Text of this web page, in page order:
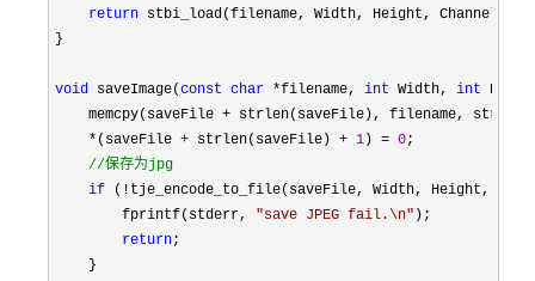
return stbi_load(filename, Width, Height, Channels,
}
void saveImage(const char *filename, int Width, int
    memcpy(saveFile
+ strlen(saveFile), filename,
*(saveFile + strlen(saveFile) + 1) = 0;
//保存为jpg
if (!tje_encode_to_file(saveFile, Width, Height,
        fprintf(stderr,
"save JPEG fail.\n" );
return;
    }